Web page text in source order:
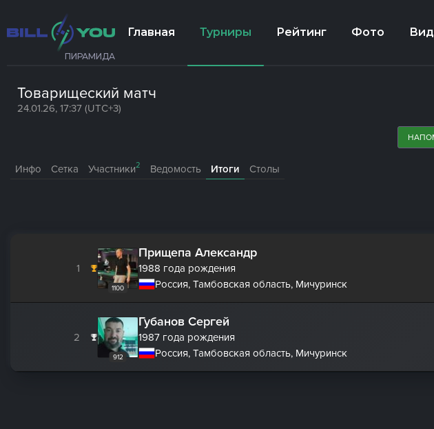
ПИРАМИДА
Главная Турниры Рейтинг Фото
Товарищеский матч
24.01.26, 17:37 (UTC+3)
Инфо Сетка Участники2 Ведомость Итоги Столы
1
1100
Прищепа Александр
1988 года рождения
Россия, Тамбовская область, Мичуринск
2
912
Губанов Сергей
1987 года рождения
Россия, Тамбовская область, Мичуринск